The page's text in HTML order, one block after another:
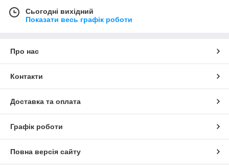
Сьогодні вихідний
Показати весь графік роботи
Про нас
Контакти
Доставка та оплата
Графік роботи
Повна версія сайту